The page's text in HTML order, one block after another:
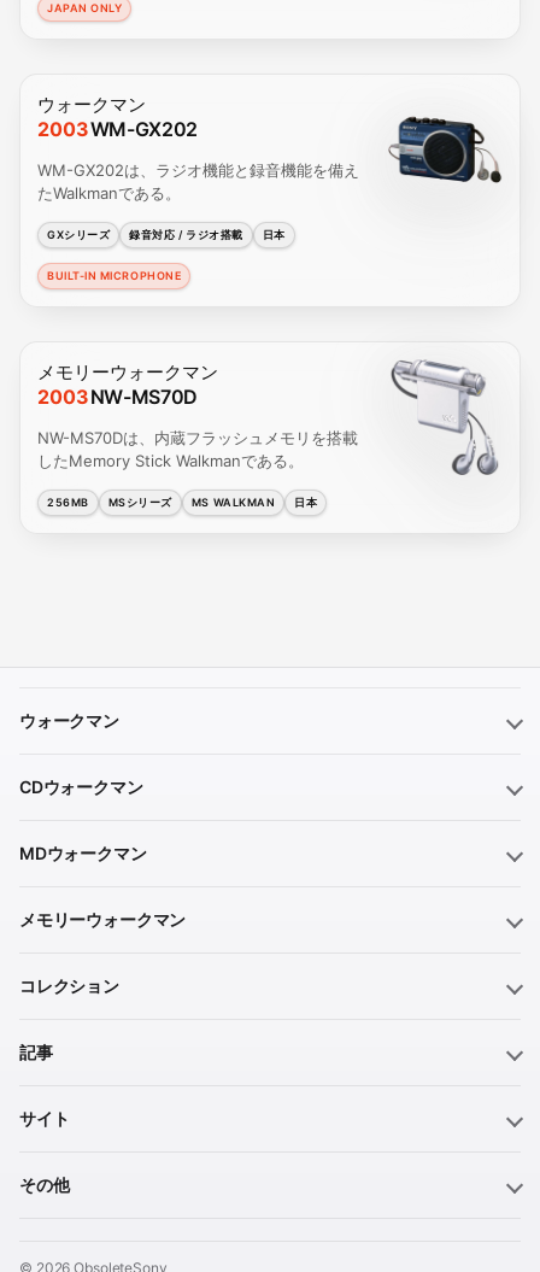
JAPAN ONLY
ウォークマン
2003WM-GX202
WM-GX202は、ラジオ機能と録音機能を備え
たWalkmanである。
GXシリーズ 録音対応 / ラジオ搭載 日本
BUILT-IN MICROPHONE
メモリーウォークマン
2003NW-MS70D
NW-MS70Dは、内蔵フラッシュメモリを搭載
したMemory Stick Walkmanである。
256MB MSシリーズ MS WALKMAN 日本
ウォークマン
CDウォークマン
MDウォークマン
メモリーウォークマン
コレクション
記事
サイト
その他
© 2026 ObsoleteSony